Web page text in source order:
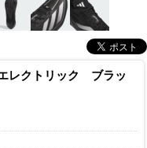
レクトリック ブラッ